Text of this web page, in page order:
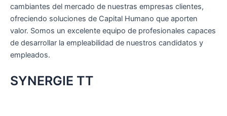
cambiantes del mercado de nuestras empresas clientes,
ofreciendo soluciones de Capital Humano que aporten
valor. Somos un excelente equipo de profesionales capaces
de desarrollar la empleabilidad de nuestros candidatos y
empleados.
SYNERGIE TT